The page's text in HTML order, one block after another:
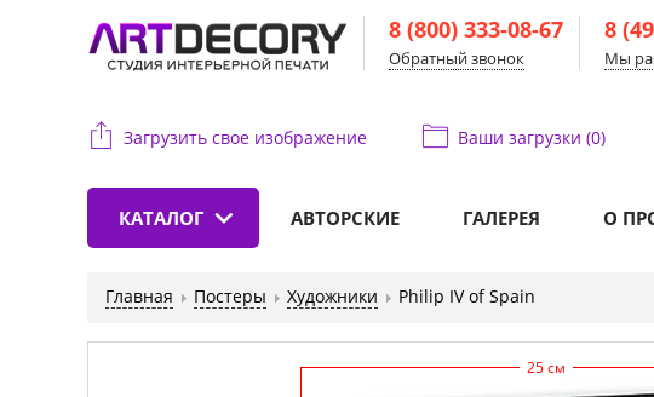
8 (800) 333-08-67
Обратный звонок
8
Мы
Загрузить свое изображение Ваши загрузки (0)
КАТАЛОГ АВТОРСКИЕ ГАЛЕРЕЯ О
Главная Постеры Художники Philip IV of Spain
25 см